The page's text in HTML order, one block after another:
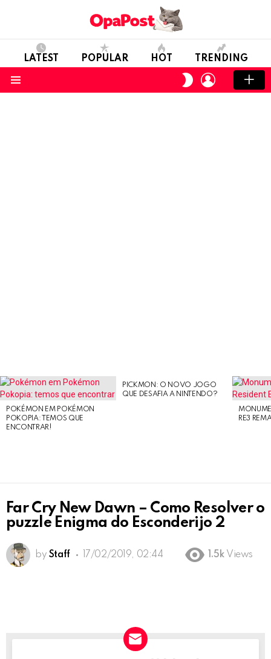
LATEST POPULAR HOT TRENDING
SWITCH
SKIN
LOGIN
LATEST
STORIES
POKÉMON EM POKÉMON
POKOPIA: TEMOS QUE
ENCONTRAR!
PICKMON: O NOVO JOGO
QUE DESAFIA A NINTENDO?
RE3
Far Cry New Dawn – Como Resolver o
puzzle Enigma do Esconderijo 2
by Staff 17/02/2019, 02:44 1.5k Views